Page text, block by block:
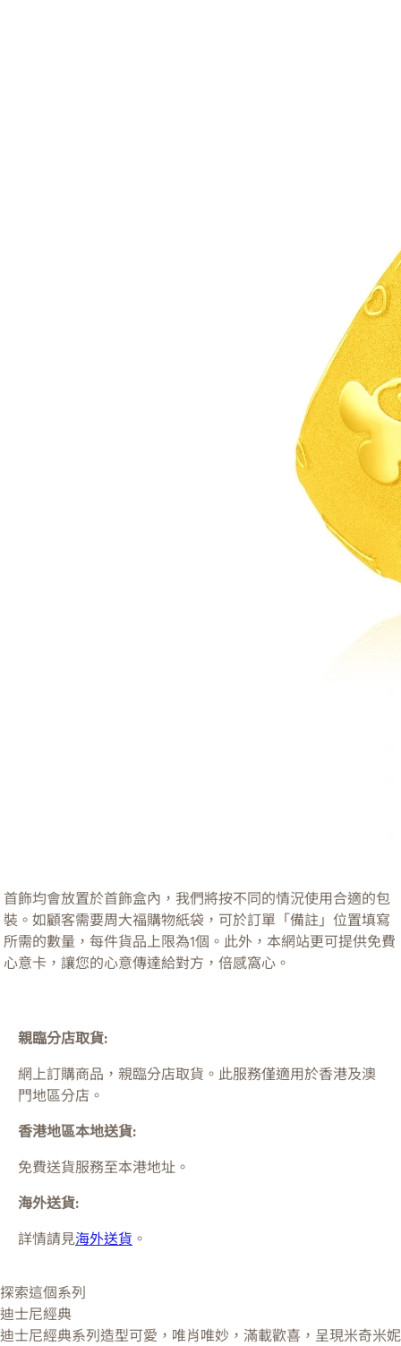
首飾均會放置於首飾盒內，我們將按不同的情況使用合適的包
裝。如顧客需要周大福購物紙袋，可於訂單「備註」位置填寫
所需的數量，每件貨品上限為1個。此外，本網站更可提供免費
心意卡，讓您的心意傳達給對方，倍感窩心。
親臨分店取貨:
網上訂購商品，親臨分店取貨。此服務僅適用於香港及澳
門地區分店。
香港地區本地送貨:
免費送貨服務至本港地址。
海外送貨:
詳情請見海外送貨 。
探索這個系列
迪士尼經典
迪士尼經典系列造型可愛，唯肖唯妙，滿載歡喜，呈現米奇米妮